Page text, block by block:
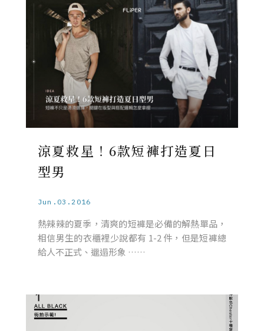
涼夏救星！6款短褲打造夏日
型男
Jun.03.2016
熱辣辣的夏季，清爽的短褲是必備的解熱單品，
相信男生的衣櫃裡少說都有 1-2 件，但是短褲總
給人不正式、邋遢形象 ……